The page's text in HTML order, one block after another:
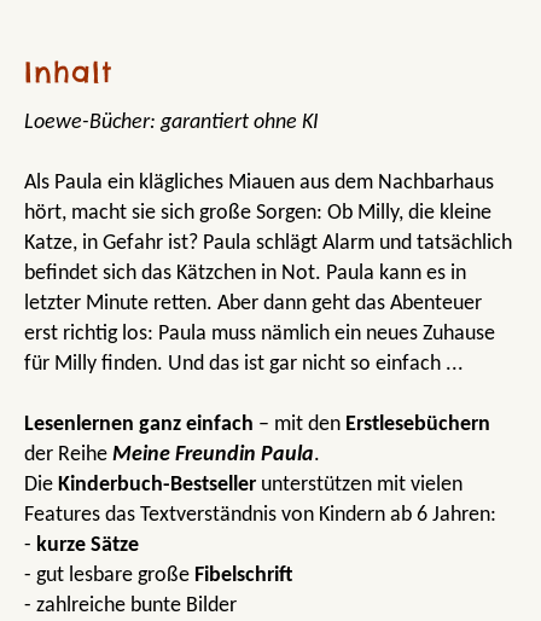
Inhalt
Loewe-Bücher: garantiert ohne KI
Als Paula ein klägliches Miauen aus dem Nachbarhaus
hört, macht sie sich große Sorgen: Ob Milly, die kleine
Katze, in Gefahr ist? Paula schlägt Alarm und tatsächlich
befindet sich das Kätzchen in Not. Paula kann es in
letzter Minute retten. Aber dann geht das Abenteuer
erst richtig los: Paula muss nämlich ein neues Zuhause
für Milly finden. Und das ist gar nicht so einfach ...
Lesenlernen ganz einfach – mit den Erstlesebüchern
der Reihe Meine Freundin Paula.
Die Kinderbuch-Bestseller unterstützen mit vielen
Features das Textverständnis von Kindern ab 6 Jahren:
- kurze Sätze
- gut lesbare große Fibelschrift
- zahlreiche bunte Bilder